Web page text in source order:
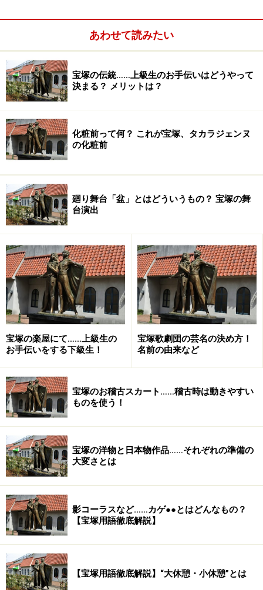
同期生には、雪組トップスター・壮 一帆さん、元星組ス
ター・涼 紫央
らがいます。82期生。
初舞台後、花組に配属。
2006年、宙組に組替え。20011年、花組に組替え。
真飛 聖さん退団に伴い、2011年『ファントム』より、花
愛称、とむ、まゆ。
蘭寿とむ 主な舞台歴
花組時代
1998年『MIKI IN BUDOKAN』真矢みき武道館リサイタル
参加
2000年『宝塚 雪・月・花』『サンライズ・タカラヅ
カ』ドイツ・ベルリン公演参加
2001年『マノン』レスコー
2001年『ミケランジェロ』新公・ミケランジェロ(本
役・愛華みれ) ＊新人公演初主演
あわせて読みたい
宝塚の伝統……上級生のお手伝いはどうやって
決まる？ メリットは？
化粧前って何？ これが宝塚、タカラジェンヌ
の化粧前
廻り舞台「盆」とはどういうもの？ 宝塚の舞
台演出
宝塚の楽屋にて……上級生の
お手伝いをする下級生！
宝塚歌劇団の芸名の決め方！
名前の由来など
宝塚のお稽古スカート……稽古時は動きやすい
ものを使う！
宝塚の洋物と日本物作品……それぞれの準備の
大変さとは
影コーラスなど……カゲ●●とはどんなもの？
【宝塚用語徹底解説】
【宝塚用語徹底解説】“大休憩・小休憩”とは